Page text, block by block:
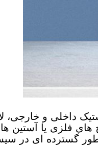
داخلی و خارجی،
های فلزی یا آستین
طور گسترده ای در